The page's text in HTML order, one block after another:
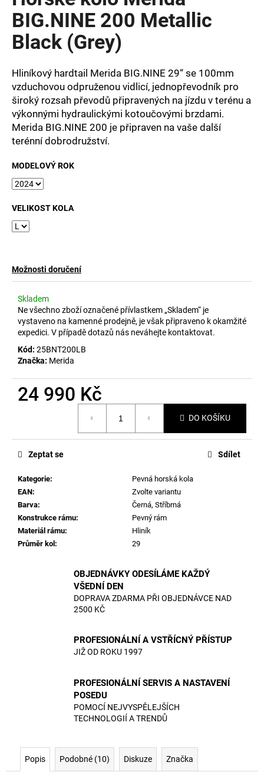
0,0
5
hvězdiček.
BIG.NINE 200 Metallic
Black (Grey)
Hliníkový hardtail Merida BIG.NINE 29“ se 100mm
vzduchovou odpruženou vidlicí, jednopřevodník pro
široký rozsah převodů připravených na jízdu v terénu a
výkonnými hydraulickými kotoučovými brzdami.
Merida BIG.NINE 200 je připraven na vaše další
terénní dobrodružství.
MODELOVÝ ROK
VELIKOST KOLA
Možnosti doručení
Skladem
Ne všechno zboží označené přívlastkem „Skladem“ je
vystaveno na kamenné prodejně, je však připraveno k okamžité
expedici. V případě dotazů nás neváhejte kontaktovat.
Kód: 25BNT200LB
Značka: Merida
24 990 Kč
DO KOŠÍKU
Kategorie:
Pevná horská kola
EAN:
Zvolte variantu
Barva: Černá, Stříbrná
Konstrukce rámu:
Pevný rám
Materiál rámu:
Hliník
Průměr kol: 29
Zeptat se Sdílet
OBJEDNÁVKY ODESÍLÁME KAŽDÝ
VŠEDNÍ DEN
DOPRAVA ZDARMA PŘI OBJEDNÁVCE NAD
2500 KČ
PROFESIONÁLNÍ A VSTŘÍCNÝ PŘÍSTUP
JIŽ OD ROKU 1997
PROFESIONÁLNÍ SERVIS A NASTAVENÍ
POSEDU
POMOCÍ NEJVYSPĚLEJŠÍCH
TECHNOLOGIÍ A TRENDŮ
Popis Podobné (10) Diskuze Značka
a
j
í
?
HLEDAT
D
p
o
č
u
e
m
e